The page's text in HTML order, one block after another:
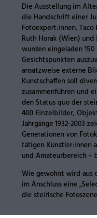
Die Ausstellung im
die Handschrift einer
Fotoexpert:innen.
Ruth Horak (Wien)
wurden eingeladen
Gesichtspunkten
ansatzweise externe
Kunstschaffen soll
zusammenführen und
den Status quo der
400 Einzelbilder,
Jahrgänge 1932-2003
Generationen von
tätigen Künstler:innen
und Amateurbereich –
Wie gewohnt wird aus
im Anschluss eine
die steirische